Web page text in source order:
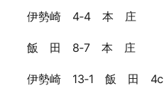
伊勢崎 4‐4 本 庄
飯 田 8‐7 本 庄
伊勢崎 13‐1 飯 田 4ⅽ